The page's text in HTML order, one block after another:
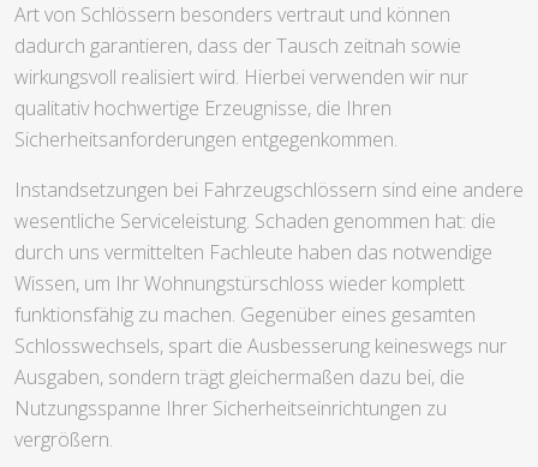
Art von Schlössern besonders vertraut und können
dadurch garantieren, dass der Tausch zeitnah sowie
wirkungsvoll realisiert wird. Hierbei verwenden wir nur
qualitativ hochwertige Erzeugnisse, die Ihren
Sicherheitsanforderungen entgegenkommen.
Instandsetzungen bei Fahrzeugschlössern sind eine andere
wesentliche Serviceleistung. Schaden genommen hat: die
durch uns vermittelten Fachleute haben das notwendige
Wissen, um Ihr Wohnungstürschloss wieder komplett
funktionsfähig zu machen. Gegenüber eines gesamten
Schlosswechsels, spart die Ausbesserung keineswegs nur
Ausgaben, sondern trägt gleichermaßen dazu bei, die
Nutzungsspanne Ihrer Sicherheitseinrichtungen zu
vergrößern.